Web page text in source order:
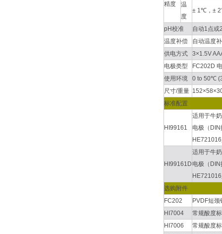
精度
温
度
± 1℃，±
pH校准
自动1点或
温度补偿
自动温度
供电方式
3×1.5V
电极类型
FC202D
使用环境
0 to 50℃
尺寸/重量
标准配置
HI99161
适用于牛
电极（
HI99161D
适用于牛
电极（
选购附件
FC202
PVDF短
HI7004
常规酸度
HI7006
常规酸度